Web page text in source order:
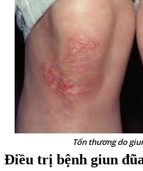
Tổn thương do
Điều trị bệnh giun